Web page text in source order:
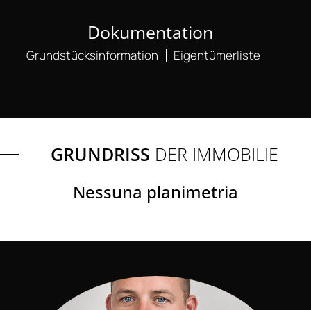
Dokumentation
Grundstücksinformation Eigentümerliste
GRUNDRISS DER IMMOBILIE
Nessuna planimetria